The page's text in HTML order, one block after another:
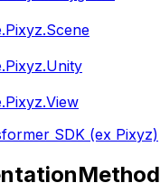
SDK (ex Pixyz)